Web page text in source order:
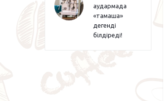
аудармада
«тамаша»
дегенді
білдіреді!